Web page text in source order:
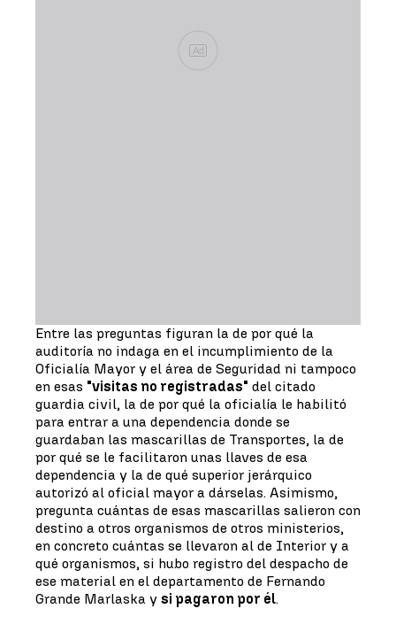
Ad
Entre las preguntas figuran la de por qué la
auditoría no indaga en el incumplimiento de la
Oficialía Mayor y el área de Seguridad ni tampoco
en esas "visitas no registradas" del citado
guardia civil, la de por qué la oficialía le habilitó
para entrar a una dependencia donde se
guardaban las mascarillas de Transportes, la de
por qué se le facilitaron unas llaves de esa
dependencia y la de qué superior jerárquico
autorizó al oficial mayor a dárselas. Asimismo,
pregunta cuántas de esas mascarillas salieron con
destino a otros organismos de otros ministerios,
en concreto cuántas se llevaron al de Interior y a
qué organismos, si hubo registro del despacho de
ese material en el departamento de Fernando
Grande Marlaska y si pagaron por él.